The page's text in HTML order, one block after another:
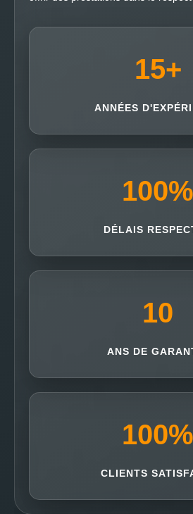
15+
ANNÉES
100%
DÉLAIS
10
ANS DE
100%
CLIENTS